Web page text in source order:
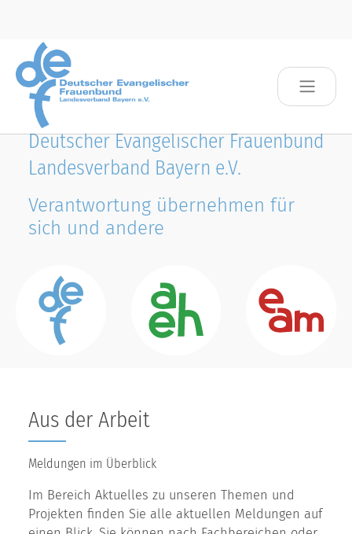
Deutscher Evangelischer Frauenbund
Landesverband Bayern e.V.
Verantwortung übernehmen für
sich und andere
Aus der Arbeit
Meldungen im Überblick
Im Bereich Aktuelles zu unseren Themen und
Projekten finden Sie alle aktuellen Meldungen auf
einen Blick. Sie können nach Fachbereichen oder